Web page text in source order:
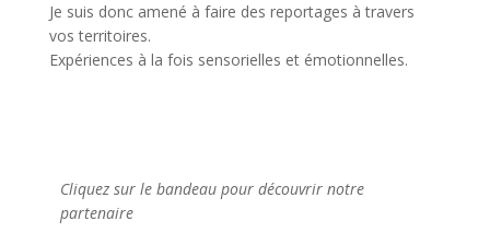
Je suis donc amené à faire des reportages à travers
vos territoires.
Expériences à la fois sensorielles et émotionnelles.
Cliquez sur le bandeau pour découvrir notre
partenaire